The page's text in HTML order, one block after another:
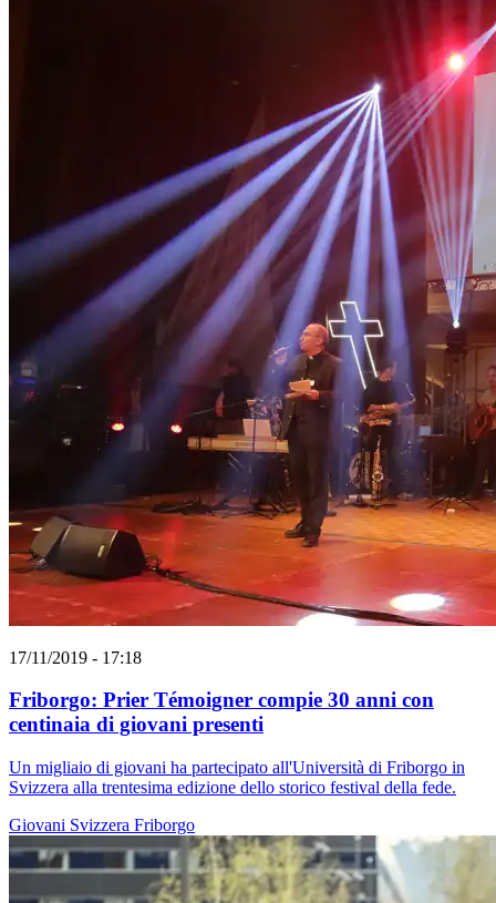
17/11/2019 - 17:18
Friborgo: Prier Témoigner compie 30 anni con
centinaia di giovani presenti
Un migliaio di giovani ha partecipato all'Università di Friborgo in
Svizzera alla trentesima edizione dello storico festival della fede.
Giovani Svizzera Friborgo